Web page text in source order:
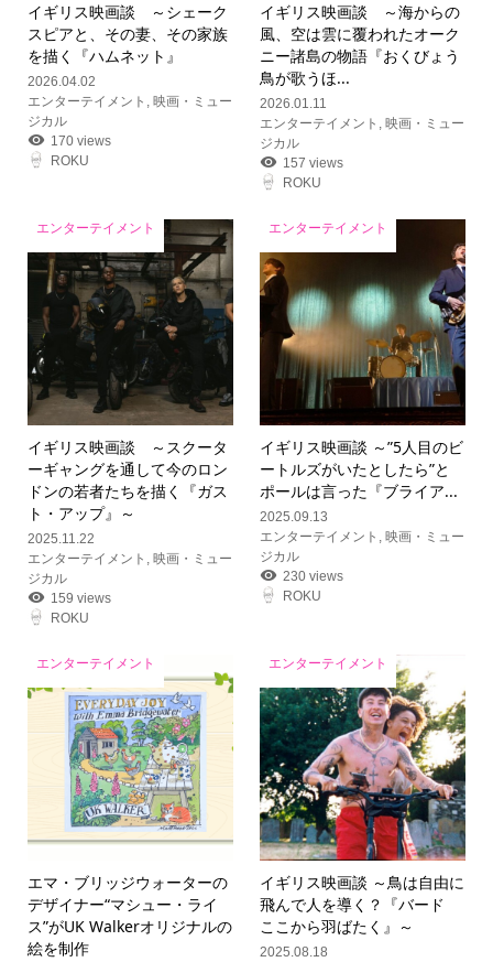
イギリス映画談 ～シェーク
スピアと、その妻、その家族
を描く『ハムネット』
2026.04.02
エンターテイメント , 映画・ミュー
ジカル
170 views
ROKU
イギリス映画談 ～海からの
風、空は雲に覆われたオーク
ニー諸島の物語『おくびょう
鳥が歌うほ...
2026.01.11
エンターテイメント , 映画・ミュー
ジカル
157 views
ROKU
エンターテイメント
イギリス映画談 ～スクータ
ーギャングを通して今のロン
ドンの若者たちを描く『ガス
ト・アップ』～
2025.11.22
エンターテイメント , 映画・ミュー
ジカル
159 views
ROKU
エンターテイメント
イギリス映画談 ～”5人目のビ
ートルズがいたとしたら”と
ポールは言った『ブライア...
2025.09.13
エンターテイメント , 映画・ミュー
ジカル
230 views
ROKU
エンターテイメント
エマ・ブリッジウォーターの
デザイナー“マシュー・ライ
ス”がUK Walkerオリジナルの
絵を制作
エンターテイメント
イギリス映画談 ～鳥は自由に
飛んで人を導く？『バード
ここから羽ばたく』～
2025.08.18